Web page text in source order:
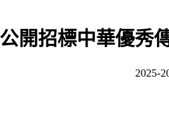
開招標中華優秀
2025-